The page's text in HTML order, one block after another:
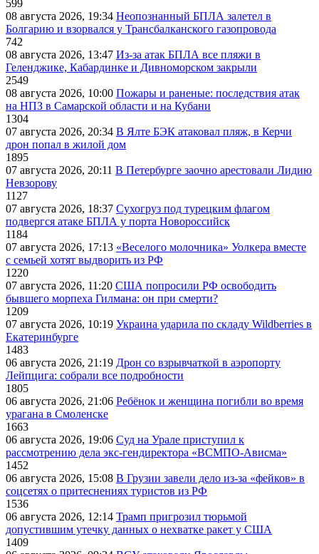
599
08 августа 2026, 19:34 Неопознанный БПЛА залетел в
Болгарию и взорвался у Трансбалканского газопровода
742
08 августа 2026, 13:47 Из-за атак БПЛА все пляжи в
Геленджике, Кабардинке и Дивноморском закрыли
2549
08 августа 2026, 10:00 Пожары и раненые: последствия атак
на НПЗ в Самарской области и на Кубани
1304
07 августа 2026, 20:34 В Ялте БЭК атаковал пляж, в Керчи
дрон попал в жилой дом
1895
07 августа 2026, 20:11 В Петербурге заочно арестовали Лидию
Невзорову
1127
07 августа 2026, 18:37 Сухогруз под турецким флагом
подвергся атаке БПЛА у порта Новороссийск
1184
07 августа 2026, 17:13 «Веселого молочника» Уолкера вместе
с семьей хотят выдворить из РФ
1220
07 августа 2026, 11:20 США попросили РФ освободить
бывшего морпеха Гилмана: он при смерти?
1209
07 августа 2026, 10:19 Украина ударила по складу Wildberries в
Екатеринбурге
1483
06 августа 2026, 21:19 Дрон со взрывчаткой в аэропорту
Лейпцига: собрали все подробности
1805
06 августа 2026, 21:06 Ребёнок и женщина погибли во время
урагана в Смоленске
1663
06 августа 2026, 19:06 Суд на Урале приступил к
рассмотрению дела экс-гендиректора «ВСМПО-Ависма»
1452
06 августа 2026, 15:08 В Грузии завели дело из-за «фейков» в
соцсетях о притеснениях туристов из РФ
1536
06 августа 2026, 12:14 Трамп пригрозил тюрьмой
допустившим утечку данных о нехватке ракет у США
1409